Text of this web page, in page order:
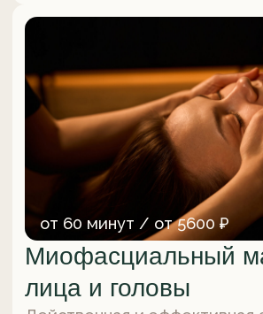
Типологический массаж
Высокоэффективная массажная техника,
приемы которой подбираются
индивидуально для каждого клиента
с учетом его типологических
особенностей и текущих потребностей
организма.
90 минут / 8000 ₽